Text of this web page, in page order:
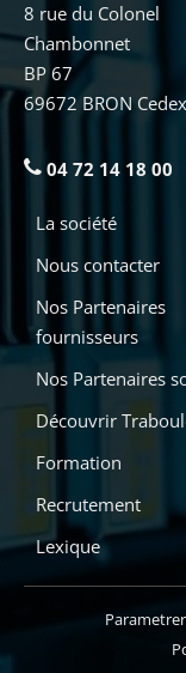
8 rue du Colonel
Chambonnet
BP 67
69672 BRON Cedex
04 72 14 18 00
La société
Nous contacter
Nos Partenaires
fournisseurs
Nos Partenaires
Découvrir
Formation
Recrutement
Lexique